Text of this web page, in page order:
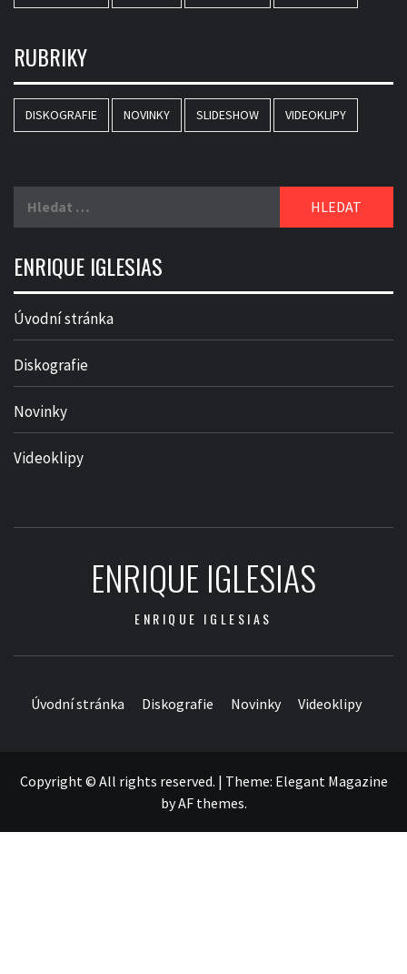
RUBRIKY
DISKOGRAFIE NOVINKY SLIDESHOW VIDEOKLIPY
ENRIQUE IGLESIAS
Úvodní stránka
Diskografie
Novinky
Videoklipy
ENRIQUE IGLESIAS
ENRIQUE IGLESIAS
Úvodní stránka Diskografie Novinky Videoklipy
Copyright © All rights reserved. | Theme: Elegant Magazine
byAF themes.